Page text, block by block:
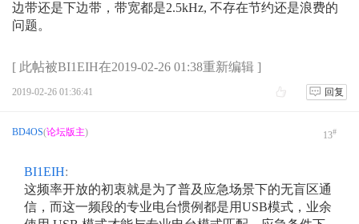
边带还是下边带，带宽都是2.5kHz, 不存在节约还是浪费的
问题。
[ 此帖被BI1EIH在2019-02-26 01:38重新编辑 ]
2019-02-26 01:36:41 回复
BD4OS(论坛版主) 13#
BI1EIH:
这频率开放的初衷就是为了普及应急场景下的无盲区通
信，而这一频段的专业电台惯例都是用USB模式，业余